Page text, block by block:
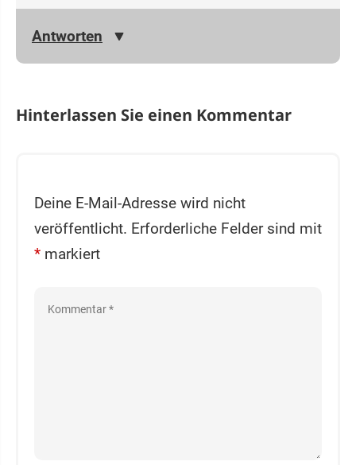
Antworten
Hinterlassen Sie einen Kommentar
Deine E-Mail-Adresse wird nicht
veröffentlicht. Erforderliche Felder sind mit
* markiert